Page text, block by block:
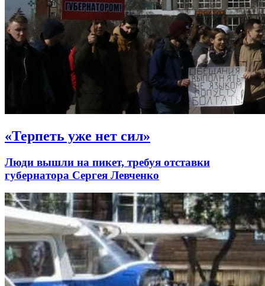
«Терпеть уже нет сил»
Люди вышли на пикет, требуя отставки
губернатора Сергея Левченко